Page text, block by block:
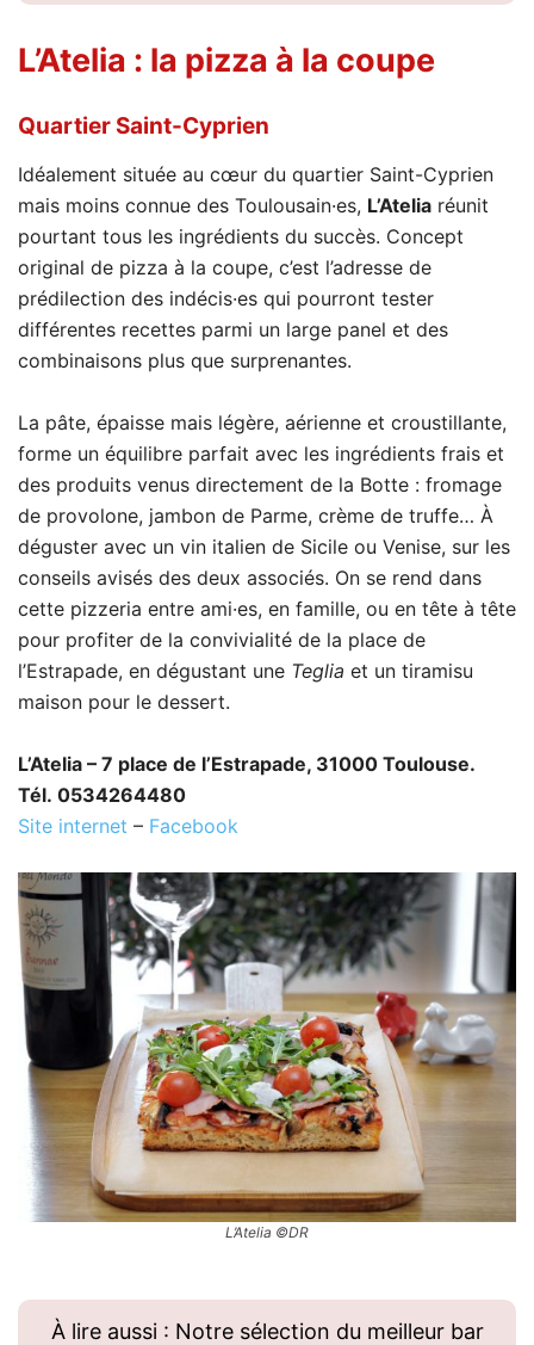
L’Atelia : la pizza à la coupe
Quartier Saint-Cyprien
Idéalement située au cœur du quartier Saint-Cyprien
mais moins connue des Toulousain·es, L’Atelia réunit
pourtant tous les ingrédients du succès. Concept
original de pizza à la coupe, c’est l’adresse de
prédilection des indécis·es qui pourront tester
différentes recettes parmi un large panel et des
combinaisons plus que surprenantes.
La pâte, épaisse mais légère, aérienne et croustillante,
forme un équilibre parfait avec les ingrédients frais et
des produits venus directement de la Botte : fromage
de provolone, jambon de Parme, crème de truffe… À
déguster avec un vin italien de Sicile ou Venise, sur les
conseils avisés des deux associés. On se rend dans
cette pizzeria entre ami·es, en famille, ou en tête à tête
pour profiter de la convivialité de la place de
l’Estrapade, en dégustant une Teglia et un tiramisu
maison pour le dessert.
L’Atelia – 7 place de l’Estrapade, 31000 Toulouse.
Tél. 0534264480
Site internet – Facebook
L’Atelia ©DR
À lire aussi : Notre sélection du meilleur bar